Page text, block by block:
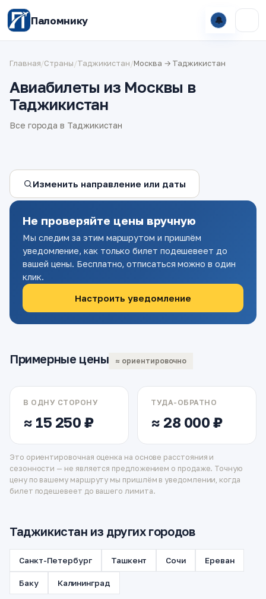
Паломнику 🔔
Главная/Страны/Таджикистан/Москва → Таджикистан
Авиабилеты из Москвы в
Таджикистан
Все города в Таджикистан
Изменить направление или даты
Не проверяйте цены вручную
Мы следим за этим маршрутом и пришлём
уведомление, как только билет подешевеет до
вашей цены. Бесплатно, отписаться можно в один
клик.
Настроить уведомление
Примерные цены ≈ ориентировочно
В ОДНУ СТОРОНУ
≈ 15 250 ₽
ТУДА-ОБРАТНО
≈ 28 000 ₽
Это ориентировочная оценка на основе расстояния и
сезонности — не является предложением о продаже. Точную
цену по вашему маршруту мы пришлём в уведомлении, когда
билет подешевеет до вашего лимита.
Таджикистан из других городов
Санкт-Петербург Ташкент Сочи Ереван
Баку Калининград